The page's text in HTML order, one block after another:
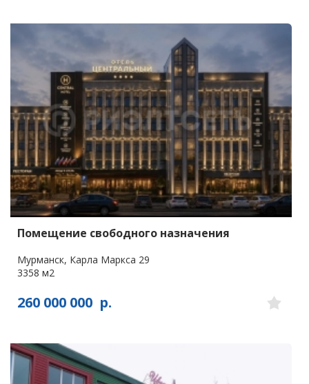
Помещение свободного назначения
Мурманск, Карла Маркса 29
3358 м2
260 000 000 р.